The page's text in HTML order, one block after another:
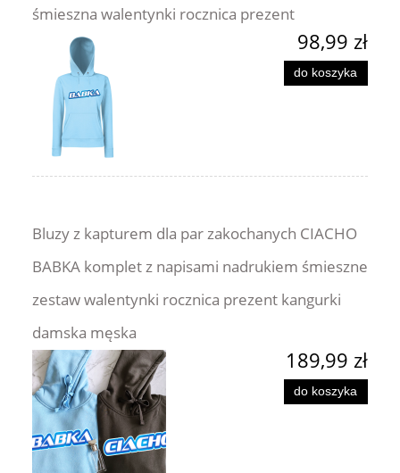
śmieszna walentynki rocznica prezent
98,99 zł
do koszyka
Bluzy z kapturem dla par zakochanych CIACHO
BABKA komplet z napisami nadrukiem śmieszne
zestaw walentynki rocznica prezent kangurki
damska męska
189,99 zł
do koszyka